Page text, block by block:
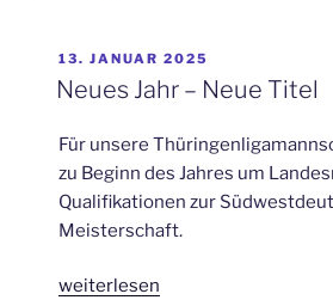
VERÖFFENTLICHT
AM
13. JANUAR 2025
Neues Jahr – Neue Titel
Für unsere
zu Beginn des Jahres um
Qualifikationen zur
Meisterschaft.
„Neues
weiterlesen